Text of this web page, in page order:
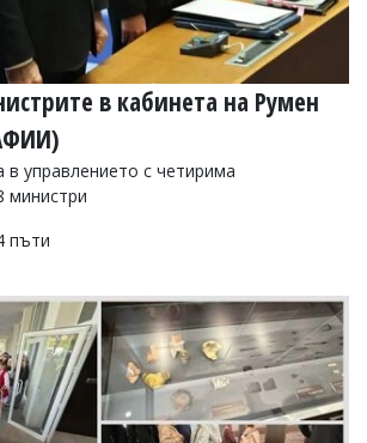
в кабинета на Румен
в управлението с четирима
министри
пъти